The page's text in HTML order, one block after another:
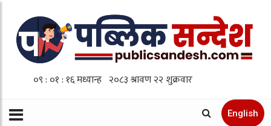
English